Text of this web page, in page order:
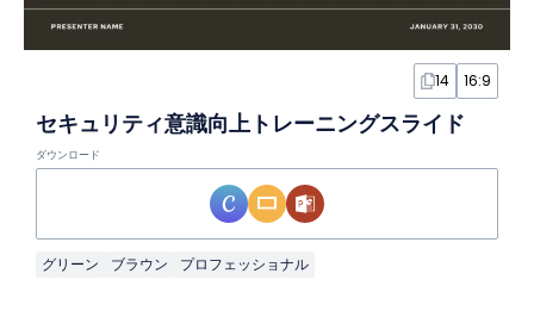
14 16:9
セキュリティ意識向上トレーニングスライド
ダウンロード
グリーン ブラウン プロフェッショナル